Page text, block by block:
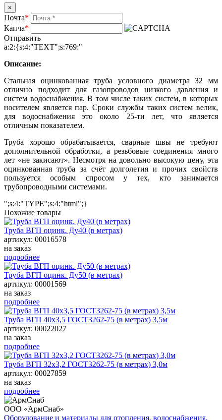
×
Почта*
Капча*
Отправить
a:2:{s:4:"TEXT";s:769:"
Описание:
Стальная оцинкованная труба условного диаметра 32 мм
отлично подходит для газопроводов низкого давления и
систем водоснабжения. В том числе таких систем, в которых
носителем является пар. Сроки службы таких систем велик,
для водоснабжения это около 25-ти лет, что является
отличным показателем.
Труба хорошо обрабатывается, сварные швы не требуют
дополнительной обработки, а резьбовые соединения много
лет «не закисают». Несмотря на довольно высокую цену, эта
оцинкованная труба за счёт долголетия и прочих свойств
пользуется особым спросом у тех, кто занимается
трубопроводными системами.
";s:4:"TYPE";s:4:"html";}
Похожие товары
Труба ВГП оцинк. Ду40 (в метрах)
артикул: 00016578
на заказ
подробнее
Труба ВГП оцинк. Ду50 (в метрах)
артикул: 00001569
на заказ
подробнее
Труба ВГП 40х3,5 ГОСТ3262-75 (в метрах) 3,5м
артикул: 00022027
на заказ
подробнее
Труба ВГП 32х3,2 ГОСТ3262-75 (в метрах) 3,0м
артикул: 00027859
на заказ
подробнее
ООО «АрмСнаб»
Оборудование и материалы для отопления, водоснабжения,